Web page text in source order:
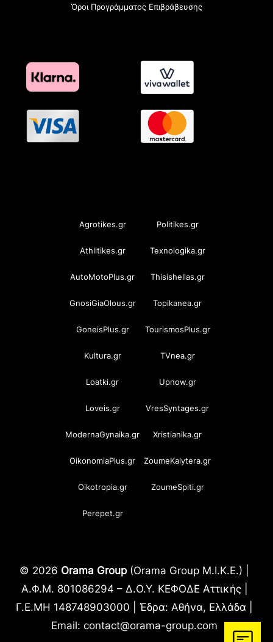
Όροι Προγράμματος Επιβράβευσης
Agrotikes.gr Politikes.gr
Athlitikes.gr Texnologika.gr
AutoMotoPlus.gr Thisishellas.gr
GnosiGiaOlous.gr Topikanea.gr
GoneisPlus.gr TourismosPlus.gr
Kultura.gr TVnea.gr
Loatki.gr Upnow.gr
Loveis.gr VresSyntages.gr
ModernaGynaika.gr Xristianika.gr
OikonomiaPlus.gr ZoumeKalytera.gr
Oikotropia.gr ZoumeSpiti.gr
Perepet.gr
© 2026 Orama Group(Orama Group Μ.Ι.Κ.Ε.) |
Α.Φ.Μ. 801086294 – Δ.Ο.Υ. ΚΕΦΟΔΕ Αττικής |
Γ.Ε.ΜΗ 148748903000 | Έδρα: Αθήνα, Ελλάδα |
Email: contact@orama-group.com